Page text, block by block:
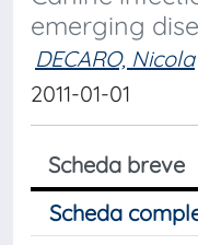
emerging
DECARO, Nicola
2011-01-01
Scheda breve
Scheda